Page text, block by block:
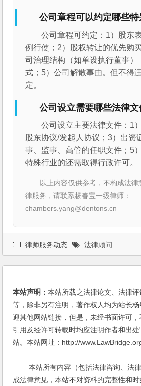
公司章程可以约定哪些特
公司章程可约定：1）股东
例行使；2）股权转让的优先购
司治理结构（如单设执行董事）
式；5）公司解散事由。但不得
定。
公司设立需要哪些法律文
公司设立主要法律文件：1
股东协议/发起人协议；3）出资
事、监事、高管的任职文件；5
特殊行业的还需取得行政许可。
以上内容仅供参考，不构成法
律服务，请联系杨春宝一级律师：
chambers.yang@dentons.cn
律师服务动态 法律顾问
本站声明：本站所载之法律论文、法律
等，除非另有注明，著作权人均为站长
迎其他网站链接，但是，未经书面许可，
引用及经许可转载时均应注明作者和出
站。本站网址：http://www.LawBridge.org
本站所有内容（包括法律咨询、法律
成法律意见，本站不对资料的完整性和